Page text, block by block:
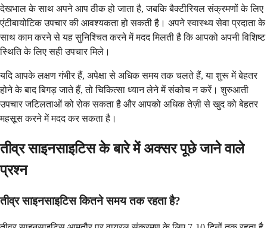
देखभाल के साथ अपने आप ठीक हो जाता है, जबकि बैक्टीरियल संक्रमणों के लिए
एंटीबायोटिक उपचार की आवश्यकता हो सकती है। अपने स्वास्थ्य सेवा प्रदाता के
साथ काम करने से यह सुनिश्चित करने में मदद मिलती है कि आपको अपनी विशिष्ट
स्थिति के लिए सही उपचार मिले।
यदि आपके लक्षण गंभीर हैं, अपेक्षा से अधिक समय तक चलते हैं, या शुरू में बेहतर
होने के बाद बिगड़ जाते हैं, तो चिकित्सा ध्यान लेने में संकोच न करें। शुरुआती
उपचार जटिलताओं को रोक सकता है और आपको अधिक तेज़ी से खुद को बेहतर
महसूस करने में मदद कर सकता है।
तीव्र साइनसाइटिस के बारे में अक्सर पूछे जाने वाले
प्रश्न
तीव्र साइनसाइटिस कितने समय तक रहता है?